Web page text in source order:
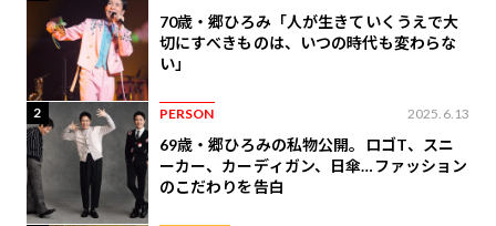
70歳・郷ひろみ「人が生きていくうえで大
切にすべきものは、いつの時代も変わらな
い」
2 PERSON 2025.6.13
69歳・郷ひろみの私物公開。ロゴT、スニ
ーカー、カーディガン、日傘…ファッション
のこだわりを告白